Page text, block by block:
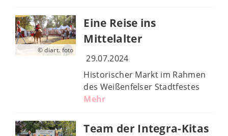
© diart. foto
Eine Reise ins
Mittelalter
29.07.2024
Historischer Markt im Rahmen
des Weißenfelser Stadtfestes
Mehr
Team der Integra-Kitas